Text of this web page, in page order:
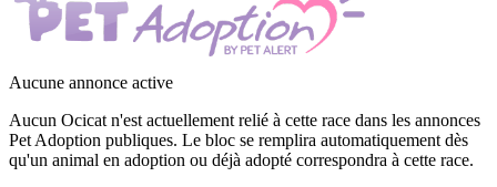
Aucune annonce active
Aucun Ocicat n'est actuellement relié à cette race dans les annonces
Pet Adoption publiques. Le bloc se remplira automatiquement dès
qu'un animal en adoption ou déjà adopté correspondra à cette race.